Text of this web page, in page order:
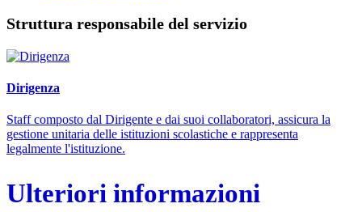
Struttura responsabile del servizio
Dirigenza
Staff composto dal Dirigente e dai suoi collaboratori, assicura la
gestione unitaria delle istituzioni scolastiche e rappresenta
legalmente l'istituzione.
Ulteriori informazioni